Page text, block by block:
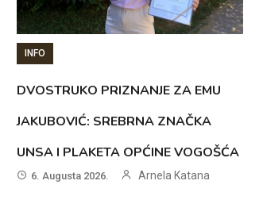
INFO
DVOSTRUKO PRIZNANJE ZA EMU
JAKUBOVIĆ: SREBRNA ZNAČKA
UNSA I PLAKETA OPĆINE VOGOŠĆA
6. Augusta 2026. Arnela Katana